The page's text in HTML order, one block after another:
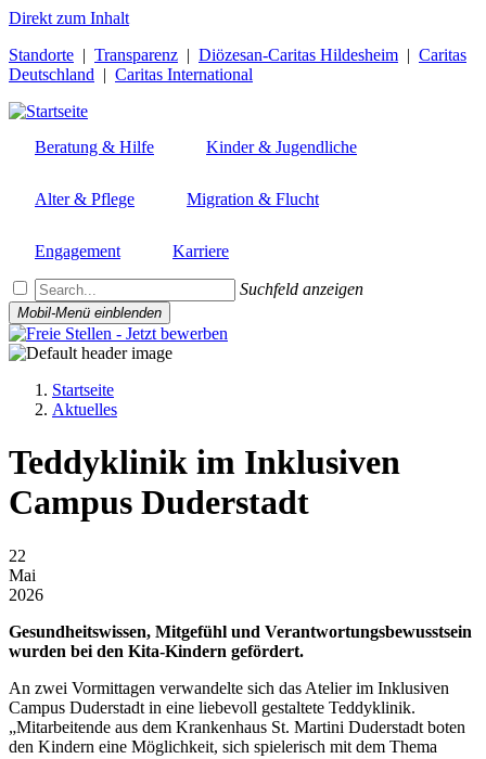
Direkt zum Inhalt
Standorte | Transparenz | Diözesan-Caritas Hildesheim | Caritas
Deutschland | Caritas International
Beratung & Hilfe Kinder & Jugendliche
Alter & Pflege Migration & Flucht
Engagement Karriere
Suchfeld anzeigen
Mobil-Menü einblenden
Pfadnavigation
Startseite
Aktuelles
Teddyklinik im Inklusiven
Campus Duderstadt
22
Mai
2026
Gesundheitswissen, Mitgefühl und Verantwortungsbewusstsein
wurden bei den Kita-Kindern gefördert.
An zwei Vormittagen verwandelte sich das Atelier im Inklusiven
Campus Duderstadt in eine liebevoll gestaltete Teddyklinik.
„Mitarbeitende aus dem Krankenhaus St. Martini Duderstadt boten
den Kindern eine Möglichkeit, sich spielerisch mit dem Thema